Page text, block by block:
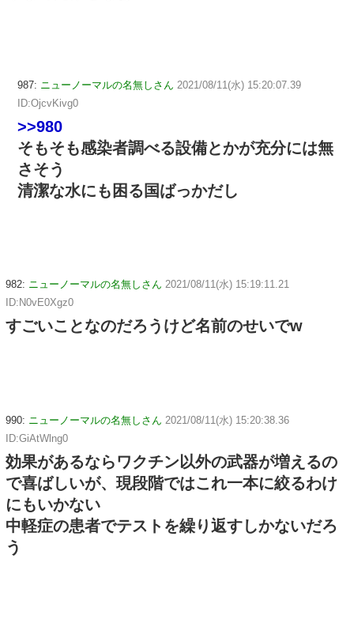
987: ニューノーマルの名無しさん 2021/08/11(水) 15:20:07.39
ID:OjcvKivg0
>>980
そもそも感染者調べる設備とかが充分には無
さそう
清潔な水にも困る国ばっかだし
982: ニューノーマルの名無しさん 2021/08/11(水) 15:19:11.21
ID:N0vE0Xgz0
すごいことなのだろうけど名前のせいでw
990: ニューノーマルの名無しさん 2021/08/11(水) 15:20:38.36
ID:GiAtWlng0
効果があるならワクチン以外の武器が増えるの
で喜ばしいが、現段階ではこれ一本に絞るわけ
にもいかない
中軽症の患者でテストを繰り返すしかないだろ
う